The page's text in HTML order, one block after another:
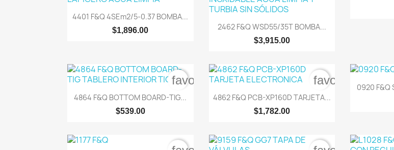
 Vista rápida
4401 F&Q 4SEm2/5-0.37 BOMBA...
$1,896.00  Vista rápida
2462 F&Q WSD55/35T BOMBA...
$3,915.00
 Vista rápida
4864 F&Q BOTTOM BOARD-TIG...
$539.00
favorite_border
 Vista rápida
4862 F&Q PCB-XP160D TARJETA...
$1,782.00
favorite_border
0920 F&Q